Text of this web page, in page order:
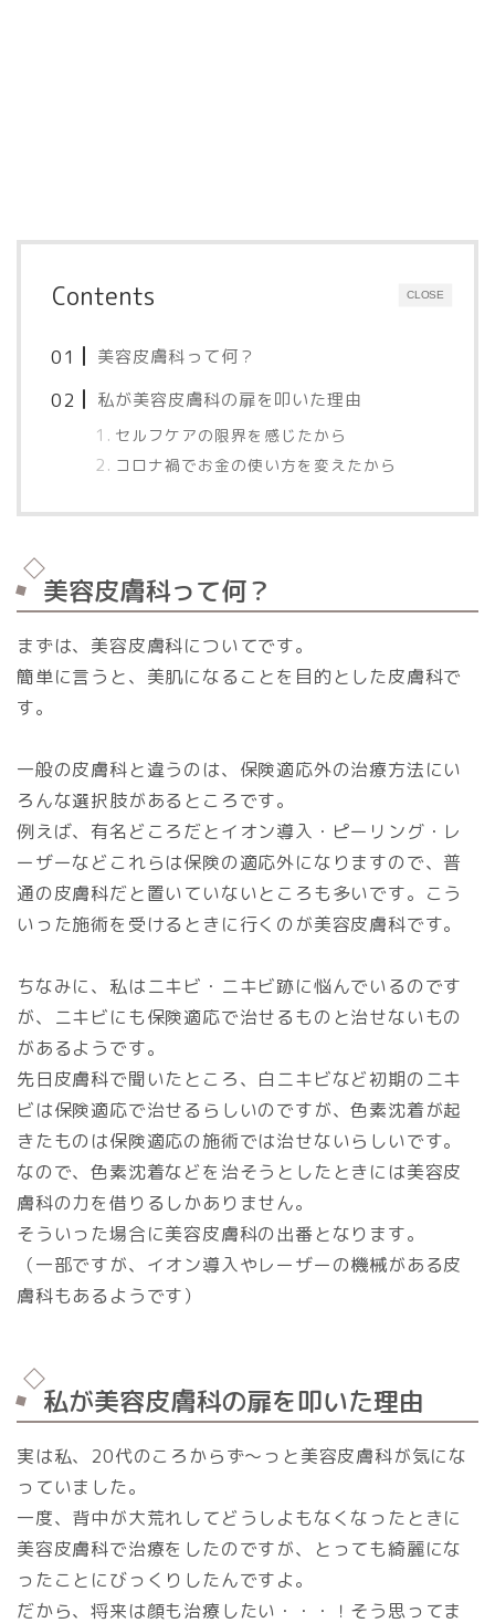
CLOSE
Contents
美容皮膚科って何？
私が美容皮膚科の扉を叩いた理由
セルフケアの限界を感じたから
コロナ禍でお金の使い方を変えたから
美容皮膚科って何？
まずは、美容皮膚科についてです。
簡単に言うと、美肌になることを目的とした皮膚科で
す。
一般の皮膚科と違うのは、保険適応外の治療方法にい
ろんな選択肢があるところです。
例えば、有名どころだとイオン導入・ピーリング・レ
ーザーなどこれらは保険の適応外になりますので、普
通の皮膚科だと置いていないところも多いです。こう
いった施術を受けるときに行くのが美容皮膚科です。
ちなみに、私はニキビ・ニキビ跡に悩んでいるのです
が、ニキビにも保険適応で治せるものと治せないもの
があるようです。
先日皮膚科で聞いたところ、白ニキビなど初期のニキ
ビは保険適応で治せるらしいのですが、色素沈着が起
きたものは保険適応の施術では治せないらしいです。
なので、色素沈着などを治そうとしたときには美容皮
膚科の力を借りるしかありません。
そういった場合に美容皮膚科の出番となります。
（一部ですが、イオン導入やレーザーの機械がある皮
膚科もあるようです）
私が美容皮膚科の扉を叩いた理由
実は私、20代のころからず～っと美容皮膚科が気にな
っていました。
一度、背中が大荒れしてどうしよもなくなったときに
美容皮膚科で治療をしたのですが、とっても綺麗にな
ったことにびっくりしたんですよ。
だから、将来は顔も治療したい・・・！そう思ってま